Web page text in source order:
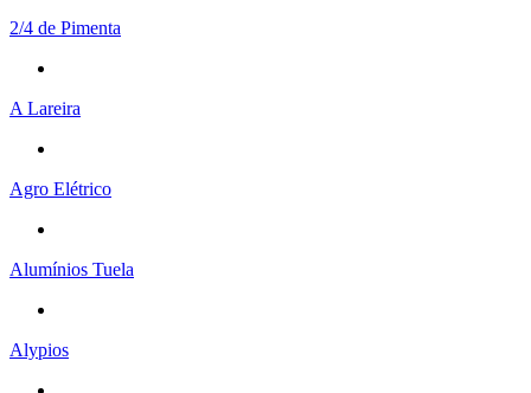
2/4 de Pimenta
A Lareira
Agro Elétrico
Alumínios Tuela
Alypios